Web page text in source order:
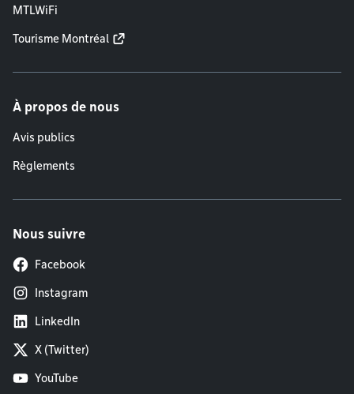
MTLWiFi
Tourisme Montréal
À propos de nous
Avis publics
Règlements
Nous suivre
Facebook
Instagram
LinkedIn
X (Twitter)
YouTube